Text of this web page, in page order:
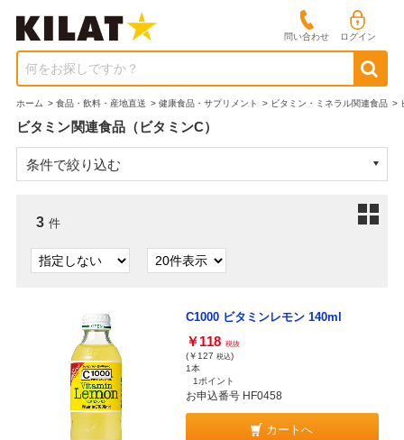
問い合わせ ログイン
何をお探しですか？
ホーム > 食品・飲料・産地直送 > 健康食品・サプリメント > ビタミン・ミネラル関連食品 >
ビタミン関連食品（ビタミンC）
条件で絞り込む
3 件
C1000 ビタミンレモン 140ml
￥118 税抜
(￥127 税込)
1本
1ポイント
お申込番号 HF0458
カートへ